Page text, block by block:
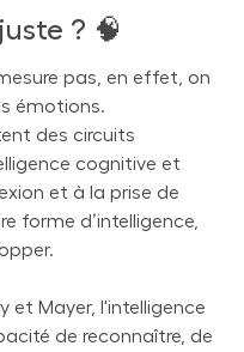
? 🧠
pas, en effet, on
émotions.
des circuits
cognitive et
et à la prise de
forme d’intelligence,
et Mayer, l'intelligence
de reconnaître, de